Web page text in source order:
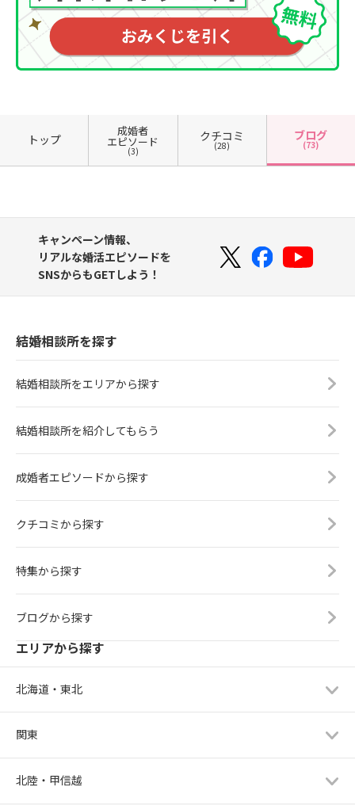
トップ
成婚者
エピソード
(3)
クチコミ
(28)
ブログ
(73)
キャンペーン情報、
リアルな婚活エピソードを
SNSからもGETしよう！
結婚相談所を探す
結婚相談所をエリアから探す
結婚相談所を紹介してもらう
成婚者エピソードから探す
クチコミから探す
特集から探す
ブログから探す
エリアから探す
北海道・東北
関東
北陸・甲信越